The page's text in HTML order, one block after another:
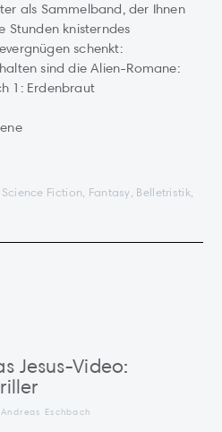
als Sammelband, der Ihnen
Stunden knisterndes
schenkt:
sind die Alien-Romane:
1: Erdenbraut
Fiction, Fantasy, Belletristik,
Jesus-Video:
Eschbach